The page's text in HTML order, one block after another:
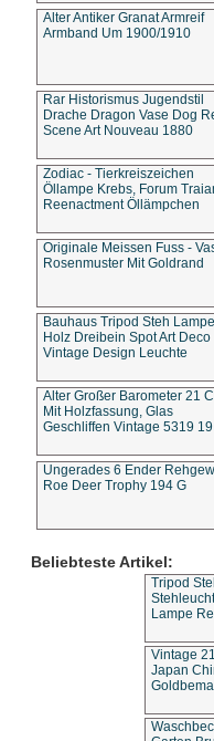
Alter Antiker Granat Armreif
Armband Um 1900/1910
Rar Historismus Jugendstil
Drache Dragon Vase Dog
Scene Art Nouveau 1880
Zodiac - Tierkreiszeichen
Öllampe Krebs, Forum
Reenactment Öllämpchen
Originale Meissen Fuss -
Rosenmuster Mit Goldrand
Bauhaus Tripod Steh Lampe
Holz Dreibein Spot Art Deco
Vintage Design Leuchte
Alter Großer Barometer 21
Mit Holzfassung, Glas
Geschliffen Vintage 5319 19
Ungerades 6 Ender
Roe Deer Trophy 194 G
Beliebteste Artikel:
Tripod
Lampe
Vintage
Japan